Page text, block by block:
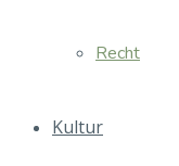
Recht
Kultur